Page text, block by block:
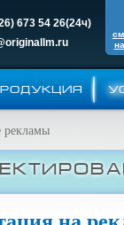
673 54 26(24ч)
рекламы